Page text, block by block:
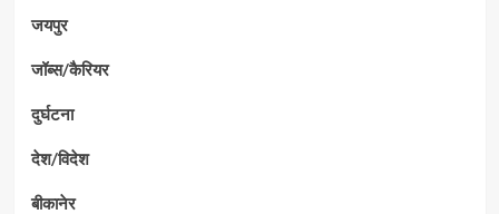
जयपुर
जॉब्स/कैरियर
दुर्घटना
देश/विदेश
बीकानेर